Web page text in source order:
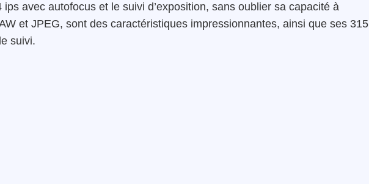
ips avec autofocus et le suivi d’exposition, sans oublier sa capacité à
et JPEG, sont des caractéristiques impressionnantes, ainsi que ses 315
suivi.